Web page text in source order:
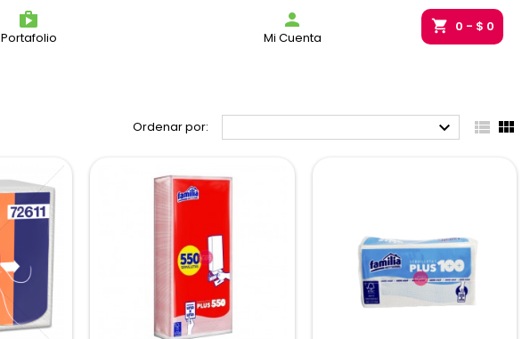
shopping_cart 0 - $ 0
shopping_bag
Portafolio

Mi Cuenta
Ordenar por:   